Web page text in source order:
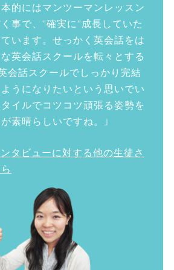
的にはマンツーマンレッスン
事で、”確実に”成長していた
います。せっかく英会話をは
英会話スクールを転々とする
会話スクールでしっかり完結
うになりたいという思いでい
イルでコツコツ頑張る姿勢を
素晴らしいですね。」
タビューに対する他の生徒さ